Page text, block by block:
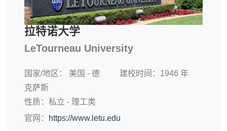
拉特诺大学
LeTourneau University
国家/地区： 美国 - 德
克萨斯
性质：私立 - 理工类
建校时间：1946 年
官网： https://www.letu.edu